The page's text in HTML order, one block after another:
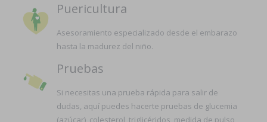
Puericultura
Asesoramiento especializado desde el embarazo
hasta la madurez del niño.
Pruebas
Si necesitas una prueba rápida para salir de
dudas, aquí puedes hacerte pruebas de glucemia
(azúcar), colesterol, triglicéridos, medida de pulso,